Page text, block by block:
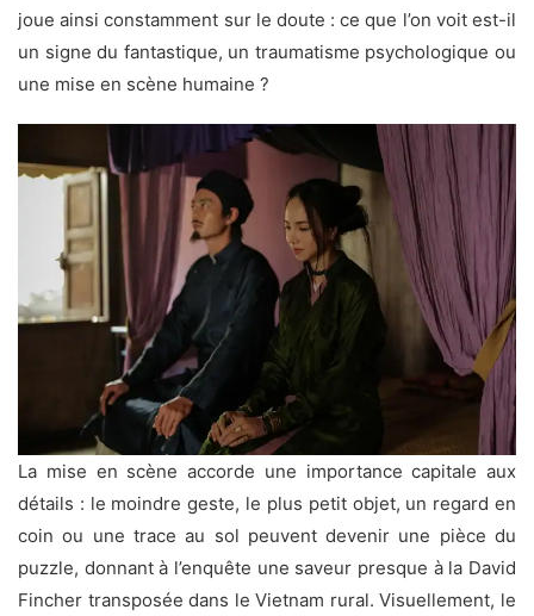
joue ainsi constamment sur le doute : ce que l’on voit est-il
un signe du fantastique, un traumatisme psychologique ou
une mise en scène humaine ?
La mise en scène accorde une importance capitale aux
détails : le moindre geste, le plus petit objet, un regard en
coin ou une trace au sol peuvent devenir une pièce du
puzzle, donnant à l’enquête une saveur presque à la David
Fincher transposée dans le Vietnam rural. Visuellement, le